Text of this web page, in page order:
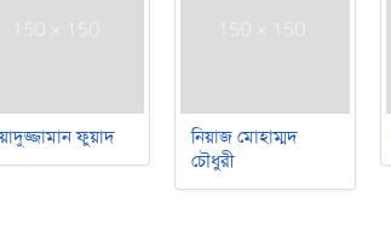
ফুয়াদ
নিয়াজ মোহাম্মদ
চৌধুরী